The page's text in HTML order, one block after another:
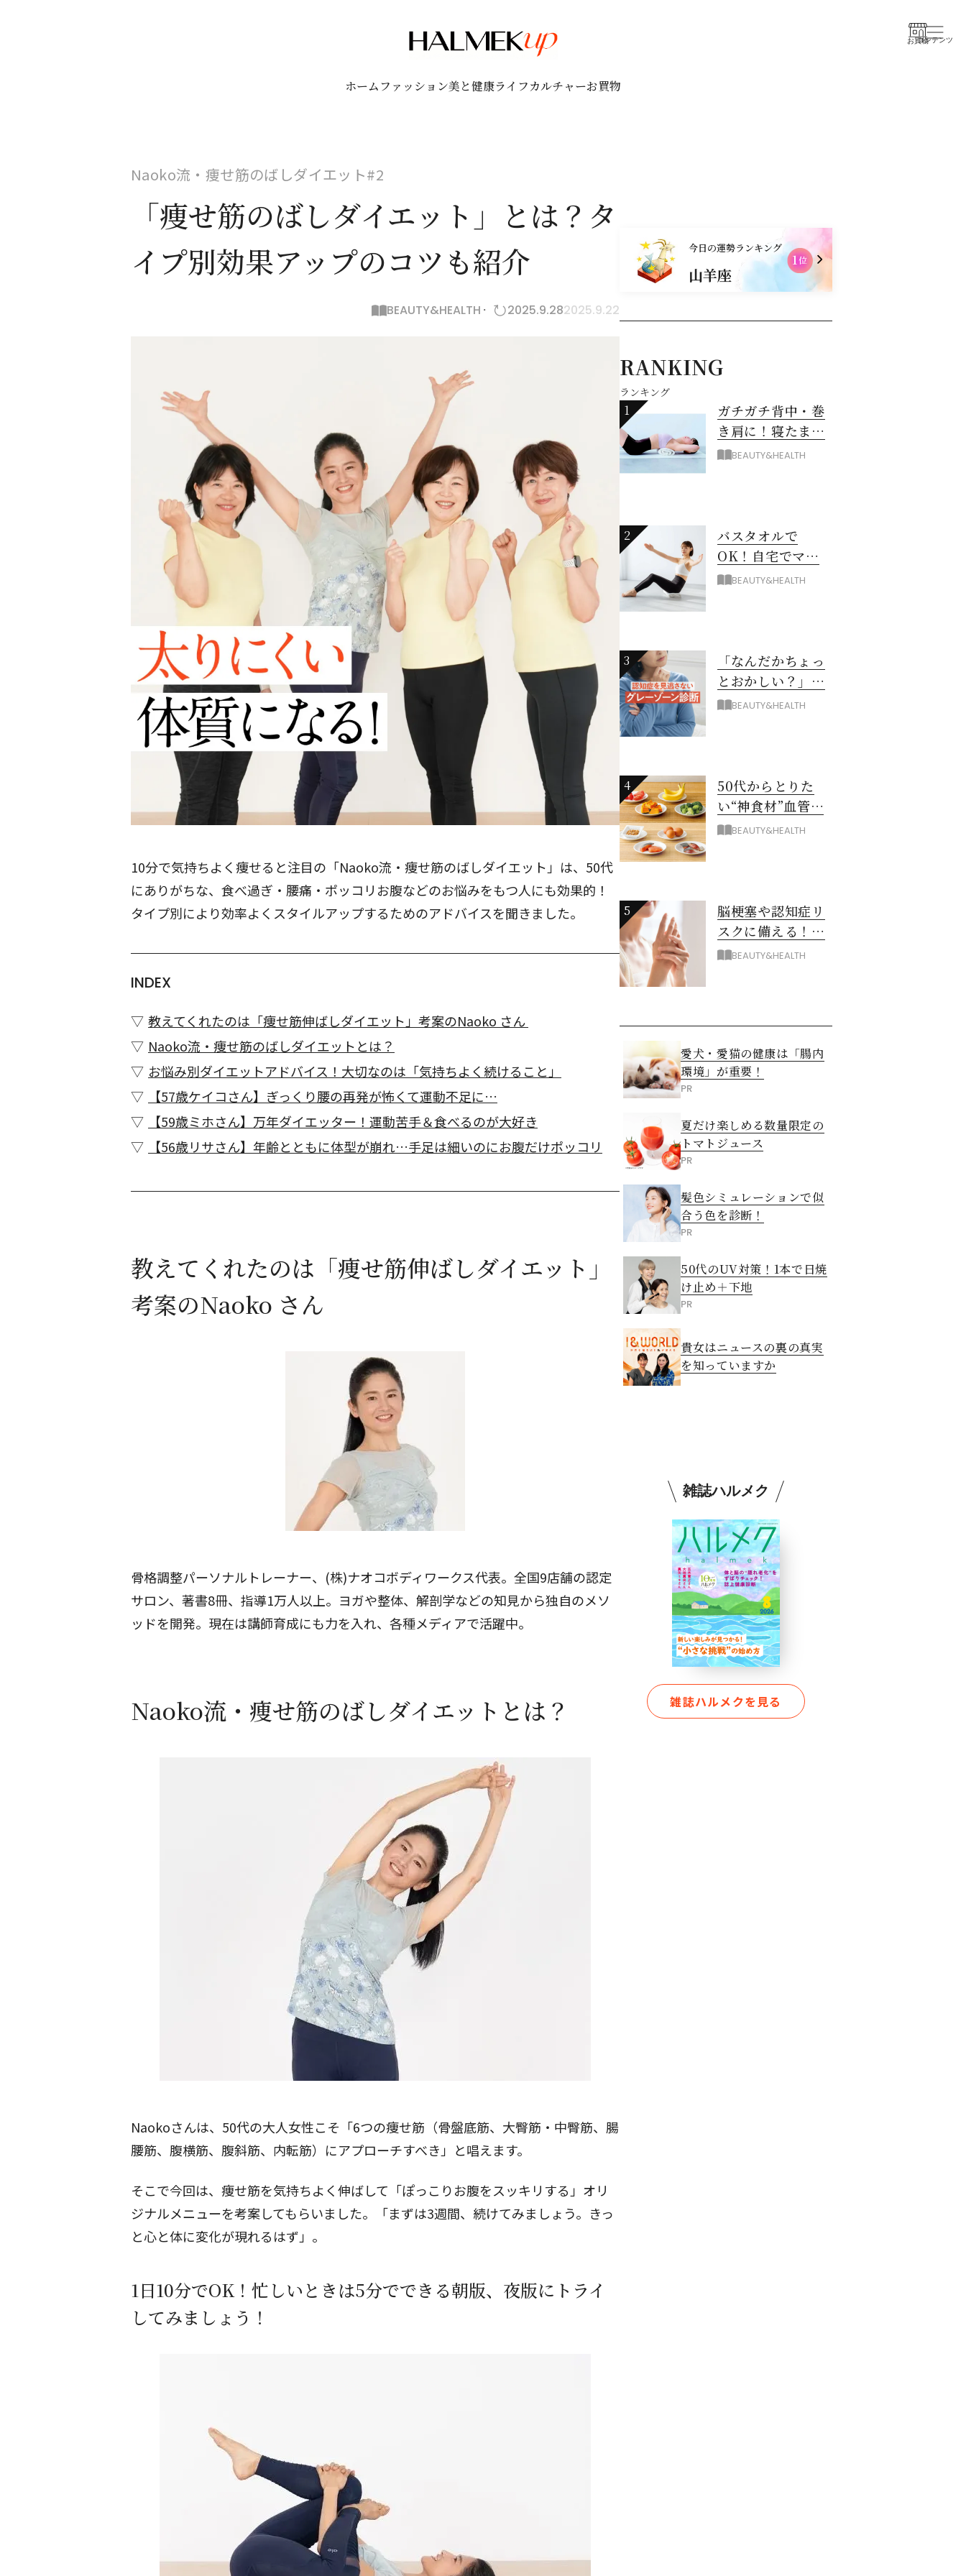
お買物コンテンツ
ホーム ファッション美と健康ライフカルチャーお買物
Naoko流・痩せ筋のばしダイエット#2
「痩せ筋のばしダイエット」とは？タ
イプ別効果アップのコツも紹介
BEAUTY&HEALTH 2025.9.282025.9.22
10分で気持ちよく痩せると注目の「Naoko流・痩せ筋のばしダイエット」は、50代
にありがちな、食べ過ぎ・腰痛・ポッコリお腹などのお悩みをもつ人にも効果的！
タイプ別により効率よくスタイルアップするためのアドバイスを聞きました。
INDEX
教えてくれたのは「痩せ筋伸ばしダイエット」考案のNaoko さん
Naoko流・痩せ筋のばしダイエットとは？
お悩み別ダイエットアドバイス！大切なのは「気持ちよく続けること」
【57歳ケイコさん】ぎっくり腰の再発が怖くて運動不足に…
【59歳ミホさん】万年ダイエッター！運動苦手＆食べるのが大好き
【56歳リサさん】年齢とともに体型が崩れ…手足は細いのにお腹だけポッコリ
教えてくれたのは「痩せ筋伸ばしダイエット」
考案のNaoko さん
骨格調整パーソナルトレーナー、(株)ナオコボディワークス代表。全国9店舗の認定
サロン、著書8冊、指導1万人以上。ヨガや整体、解剖学などの知見から独自のメソ
ッドを開発。現在は講師育成にも力を入れ、各種メディアで活躍中。
Naoko流・痩せ筋のばしダイエットとは？
Naokoさんは、50代の大人女性こそ「6つの痩せ筋（骨盤底筋、大臀筋・中臀筋、腸
腰筋、腹横筋、腹斜筋、内転筋）にアプローチすべき」と唱えます。
そこで今回は、痩せ筋を気持ちよく伸ばして 「ぽっこりお腹をスッキリする」オリ
ジナルメニューを考案してもらいました。「まずは3週間、続けてみましょう。きっ
と心と体に変化が現れるはず」。
1日10分でOK！忙しいときは5分でできる朝版、 夜版にトライ
してみましょう！
今日の運勢ランキング
山羊座
1位
RANKING
ランキング
1
ガチガチ背中・巻
き肩に！寝たまま
バスタオル「おう
BEAUTY&HEALTH
2
バスタオルで
OK！自宅でマシ
ン級に骨から整え
BEAUTY&HEALTH
3
「なんだかちょっ
とおかしい？」を
見逃さない！ 認知
BEAUTY&HEALTH
4
50代からとりた
い“神食材”血管と
脳を若々しく保つ
BEAUTY&HEALTH
5
脳梗塞や認知症リ
スクに備える！ゴ
ースト血管を復活
BEAUTY&HEALTH
愛犬・愛猫の健康は「腸内
環境」が重要！
PR
夏だけ楽しめる数量限定の
トマトジュース
PR
髪色シミュレーションで似
合う色を診断！
PR
50代のUV対策！1本で日焼
け止め＋下地
PR
貴女はニュースの裏の真実
を知っていますか
雑誌ハルメク
雑誌ハルメクを見る